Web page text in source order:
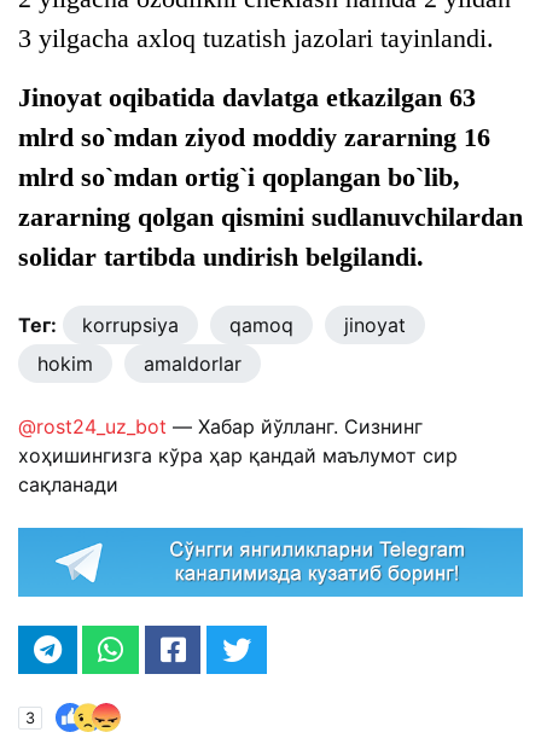
3 yilgacha axloq tuzatish jazolari tayinlandi.
Jinoyat oqibatida davlatga etkazilgan 63
mlrd so`mdan ziyod moddiy zararning 16
mlrd so`mdan ortig`i qoplangan bo`lib,
zararning qolgan qismini sudlanuvchilardan
solidar tartibda undirish belgilandi.
Тег: korrupsiya qamoq
jinoyat
hokim
amaldorlar
@rost24_uz_bot — Хабар йўлланг. Сизнинг
хоҳишингизга кўра ҳар қандай маълумот сир
сақланади
3